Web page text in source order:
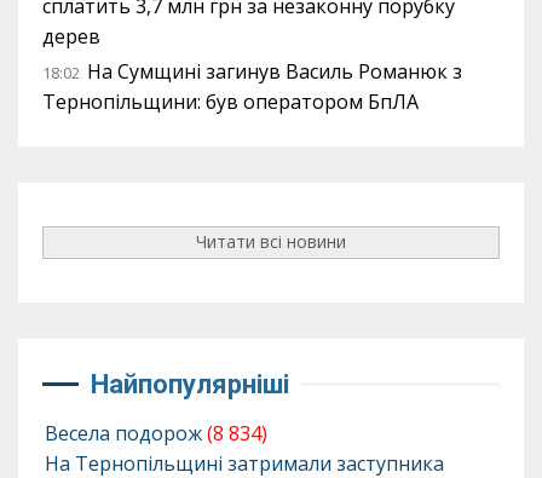
сплатить 3,7 млн грн за незаконну порубку
дерев
18:02 На Сумщині загинув Василь Романюк з
Тернопільщини: був оператором БпЛА
Читати всі новини
Найпопулярніші
Весела подорож(8 834)
На Тернопільщині затримали заступника